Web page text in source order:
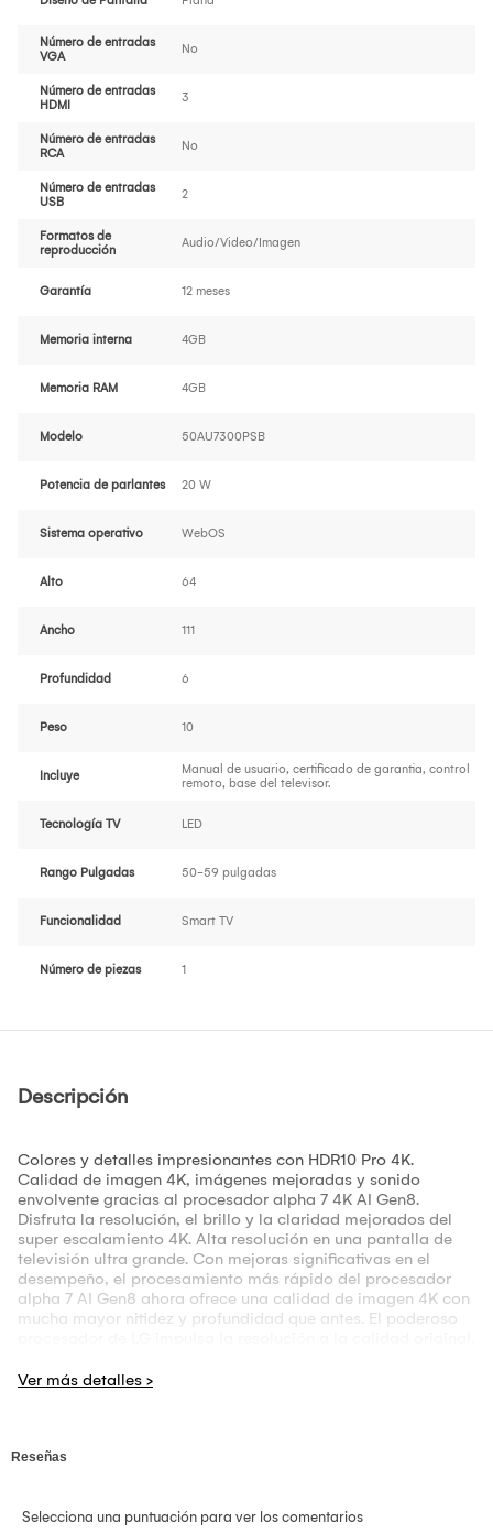
Número de entradas
VGA
No
Número de entradas
HDMI
3
Número de entradas
RCA
No
Número de entradas
USB
2
Formatos de
reproducción
Audio/Video/Imagen
Garantía 12 meses
Memoria interna 4GB
Memoria RAM 4GB
Modelo 50AU7300PSB
Potencia de parlantes 20 W
Sistema operativo WebOS
Alto 64
Ancho 111
Profundidad 6
Peso 10
Incluye
Manual de usuario, certificado de garantia, control
remoto, base del televisor.
Tecnología TV LED
Rango Pulgadas 50-59 pulgadas
Funcionalidad Smart TV
Número de piezas 1
Descripción
Colores y detalles impresionantes con HDR10 Pro 4K.
Calidad de imagen 4K, imágenes mejoradas y sonido
envolvente gracias al procesador alpha 7 4K AI Gen8.
Disfruta la resolución, el brillo y la claridad mejorados del
super escalamiento 4K. Alta resolución en una pantalla de
televisión ultra grande. Con mejoras significativas en el
desempeño, el procesamiento más rápido del procesador
alpha 7 AI Gen8 ahora ofrece una calidad de imagen 4K con
mucha mayor nitidez y profundidad que antes. El poderoso
superescalamiento 4K. Los colores vibrantes y el brillo hacen